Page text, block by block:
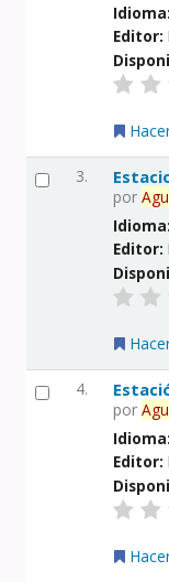
Editor:
3.
por
Editor:
4.
por
Editor: